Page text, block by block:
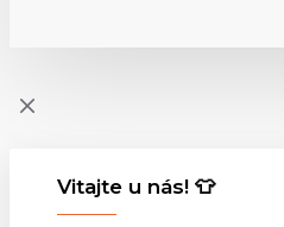
Vitajte u nás! 👕